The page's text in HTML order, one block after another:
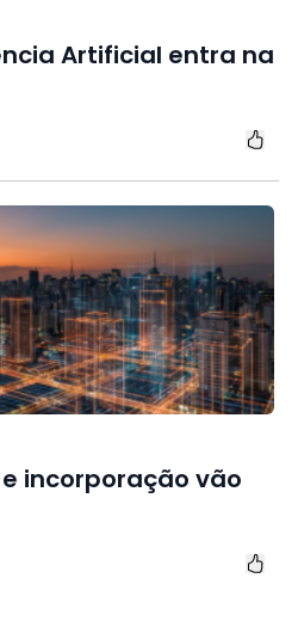
Artificial entra na
incorporação vão